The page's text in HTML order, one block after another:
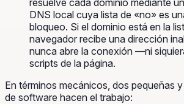
DNS local cuya lista de «no» es
bloqueo. Si el dominio está en la
navegador recibe una dirección
nunca abre la conexión —ni
scripts de la página.
En términos mecánicos, dos pequeñas
de software hacen el trabajo: